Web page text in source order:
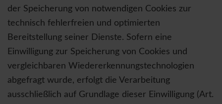
der Speicherung von notwendigen Cookies zur
technisch fehlerfreien und optimierten
Bereitstellung seiner Dienste. Sofern eine
Einwilligung zur Speicherung von Cookies und
vergleichbaren Wiedererkennungstechnologien
abgefragt wurde, erfolgt die Verarbeitung
ausschließlich auf Grundlage dieser Einwilligung (Art.